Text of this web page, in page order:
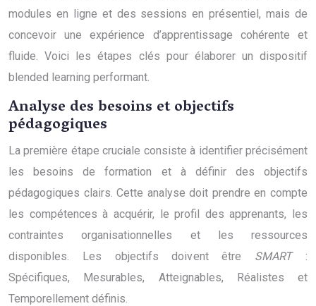
modules en ligne et des sessions en présentiel, mais de
concevoir une expérience d’apprentissage cohérente et
fluide. Voici les étapes clés pour élaborer un dispositif
blended learning performant.
Analyse des besoins et objectifs
pédagogiques
La première étape cruciale consiste à identifier précisément
les besoins de formation et à définir des objectifs
pédagogiques clairs. Cette analyse doit prendre en compte
les compétences à acquérir, le profil des apprenants, les
contraintes organisationnelles et les ressources
disponibles. Les objectifs doivent être SMART:
Spécifiques, Mesurables, Atteignables, Réalistes et
Temporellement définis.